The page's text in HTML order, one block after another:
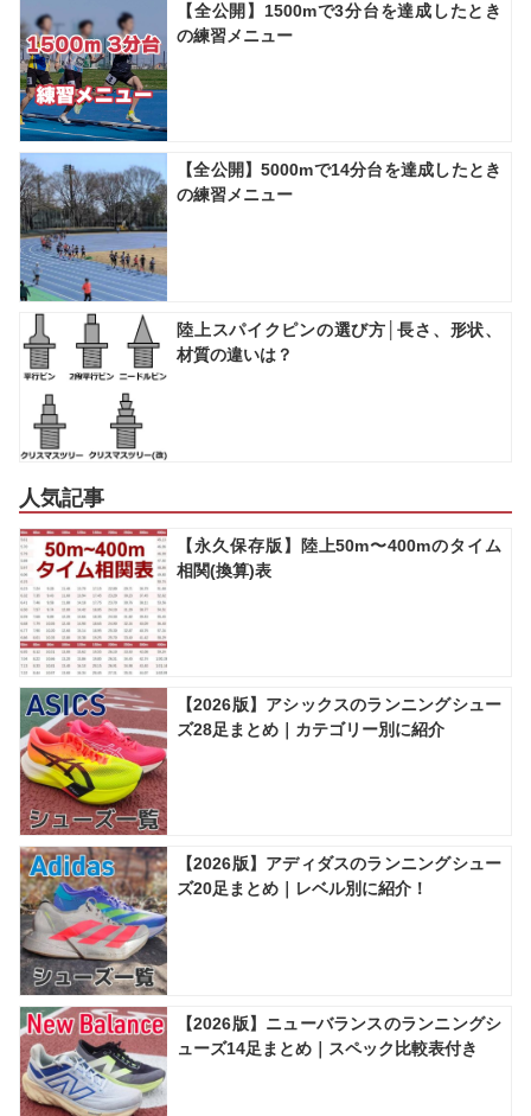
【全公開】1500mで3分台を達成したとき
の練習メニュー
【全公開】5000mで14分台を達成したとき
の練習メニュー
陸上スパイクピンの選び方│長さ、形状、
材質の違いは？
人気記事
【永久保存版】陸上50m〜400mのタイム
相関(換算)表
【2026版】アシックスのランニングシュー
ズ28足まとめ｜カテゴリー別に紹介
【2026版】アディダスのランニングシュー
ズ20足まとめ｜レベル別に紹介！
【2026版】ニューバランスのランニングシ
ューズ14足まとめ｜スペック比較表付き